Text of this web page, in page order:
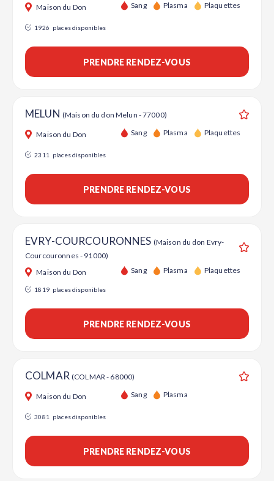
Maison du Don Sang Plasma Plaquettes
1926 places disponibles
PRENDRE RENDEZ-VOUS
MELUN (Maison du don Melun - 77000)
Maison du Don Sang Plasma Plaquettes
2311 places disponibles
PRENDRE RENDEZ-VOUS
EVRY-COURCOURONNES (Maison du don Evry-
Courcouronnes - 91000)
Maison du Don Sang Plasma Plaquettes
1819 places disponibles
PRENDRE RENDEZ-VOUS
COLMAR (COLMAR - 68000)
Maison du Don Sang Plasma
3081 places disponibles
PRENDRE RENDEZ-VOUS